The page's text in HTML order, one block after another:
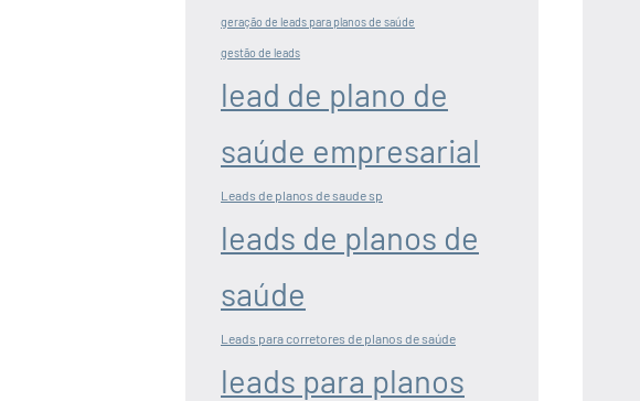
geração de leads para planos de saúde
gestão de leads
lead de plano de
saúde empresarial
Leads de planos de saude sp
leads de planos de
saúde
Leads para corretores de planos de saúde
leads para planos